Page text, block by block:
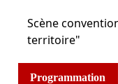
Scène
territoire"
Programmation